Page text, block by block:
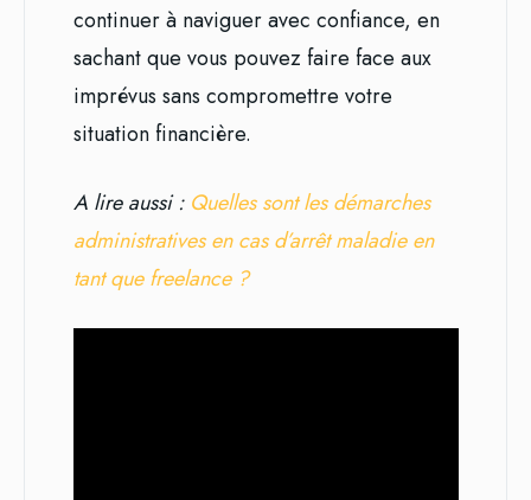
continuer à naviguer avec confiance, en
sachant que vous pouvez faire face aux
imprévus sans compromettre votre
situation financière.
A lire aussi : Quelles sont les démarches
administratives en cas d’arrêt maladie en
tant que freelance ?